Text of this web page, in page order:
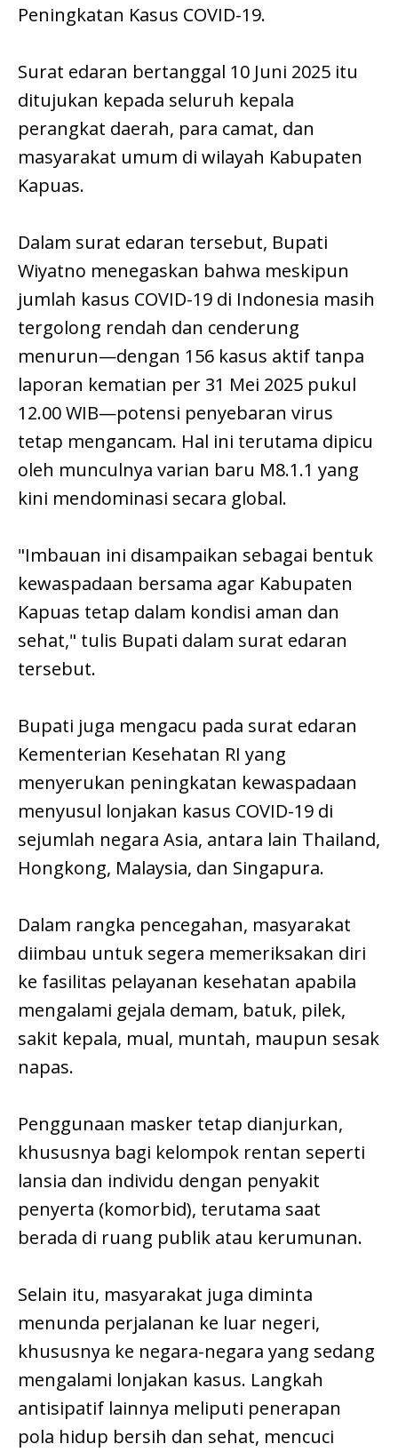
Peningkatan Kasus COVID-19.
Surat edaran bertanggal 10 Juni 2025 itu
ditujukan kepada seluruh kepala
perangkat daerah, para camat, dan
masyarakat umum di wilayah Kabupaten
Kapuas.
Dalam surat edaran tersebut, Bupati
Wiyatno menegaskan bahwa meskipun
jumlah kasus COVID-19 di Indonesia masih
tergolong rendah dan cenderung
menurun—dengan 156 kasus aktif tanpa
laporan kematian per 31 Mei 2025 pukul
12.00 WIB—potensi penyebaran virus
tetap mengancam. Hal ini terutama dipicu
oleh munculnya varian baru M8.1.1 yang
kini mendominasi secara global.
"Imbauan ini disampaikan sebagai bentuk
kewaspadaan bersama agar Kabupaten
Kapuas tetap dalam kondisi aman dan
sehat," tulis Bupati dalam surat edaran
tersebut.
Bupati juga mengacu pada surat edaran
Kementerian Kesehatan RI yang
menyerukan peningkatan kewaspadaan
menyusul lonjakan kasus COVID-19 di
sejumlah negara Asia, antara lain Thailand,
Hongkong, Malaysia, dan Singapura.
Dalam rangka pencegahan, masyarakat
diimbau untuk segera memeriksakan diri
ke fasilitas pelayanan kesehatan apabila
mengalami gejala demam, batuk, pilek,
sakit kepala, mual, muntah, maupun sesak
napas.
Penggunaan masker tetap dianjurkan,
khususnya bagi kelompok rentan seperti
lansia dan individu dengan penyakit
penyerta (komorbid), terutama saat
berada di ruang publik atau kerumunan.
Selain itu, masyarakat juga diminta
menunda perjalanan ke luar negeri,
khususnya ke negara-negara yang sedang
mengalami lonjakan kasus. Langkah
antisipatif lainnya meliputi penerapan
pola hidup bersih dan sehat, mencuci